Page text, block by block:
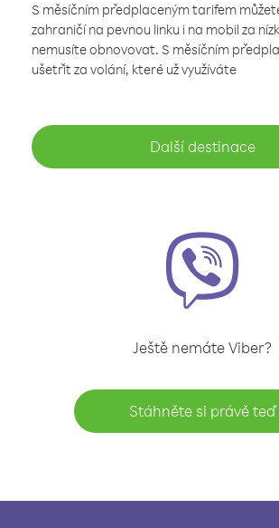
S měsíčním předplaceným tarifem
zahraničí na pevnou linku i na mobil za
nemusíte obnovovat. S měsíčním
ušetřit za volání, které už využíváte
Další destinace
Ještě nemáte Viber?
Stáhněte si právě teď